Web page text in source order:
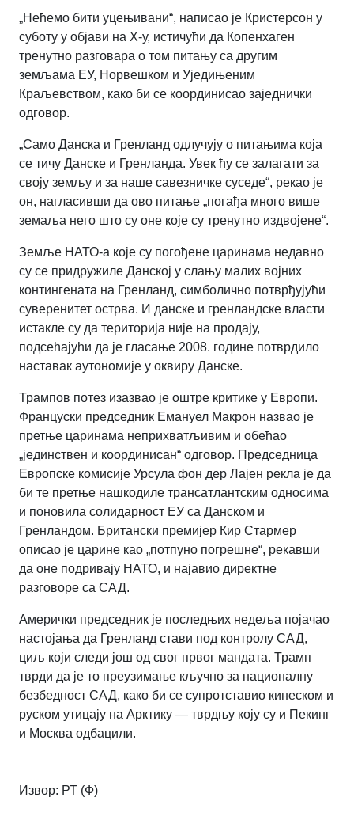
„Нећемо бити уцењивани“, написао је Кристерсон у
суботу у објави на X-у, истичући да Копенхаген
тренутно разговара о том питању са другим
земљама ЕУ, Норвешком и Уједињеним
Краљевством, како би се координисао заједнички
одговор.
„Само Данска и Гренланд одлучују о питањима која
се тичу Данске и Гренланда. Увек ћу се залагати за
своју земљу и за наше савезничке суседе“, рекао је
он, нагласивши да ово питање „погађа много више
земаља него што су оне које су тренутно издвојене“.
Земље НАТО-а које су погођене царинама недавно
су се придружиле Данској у слању малих војних
контингената на Гренланд, симболично потврђујући
суверенитет острва. И данске и гренландске власти
истакле су да територија није на продају,
подсећајући да је гласање 2008. године потврдило
наставак аутономије у оквиру Данске.
Трампов потез изазвао је оштре критике у Европи.
Француски председник Емануел Макрон назвао је
претње царинама неприхватљивим и обећао
„јединствен и координисан“ одговор. Председница
Европске комисије Урсула фон дер Лајен рекла је да
би те претње нашкодиле трансатлантским односима
и поновила солидарност ЕУ са Данском и
Гренландом. Британски премијер Кир Стармер
описао је царине као „потпуно погрешне“, рекавши
да оне подривају НАТО, и најавио директне
разговоре са САД.
Амерички председник је последњих недеља појачао
настојања да Гренланд стави под контролу САД,
циљ који следи још од свог првог мандата. Трамп
тврди да је то преузимање кључно за националну
безбедност САД, како би се супротставио кинеском и
руском утицају на Арктику — тврдњу коју су и Пекинг
и Москва одбацили.
Извор: РТ (Ф)